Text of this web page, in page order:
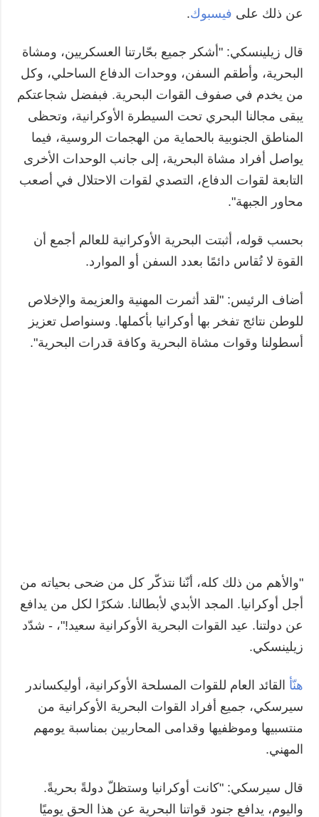
عن ذلك على فيسبوك.
قال زيلينسكي: "أشكر جميع بحّارتنا العسكريين، ومشاة
البحرية، وأطقم السفن، ووحدات الدفاع الساحلي، وكل
من يخدم في صفوف القوات البحرية. فبفضل شجاعتكم
يبقى مجالنا البحري تحت السيطرة الأوكرانية، وتحظى
المناطق الجنوبية بالحماية من الهجمات الروسية، فيما
يواصل أفراد مشاة البحرية، إلى جانب الوحدات الأخرى
التابعة لقوات الدفاع، التصدي لقوات الاحتلال في أصعب
محاور الجبهة".
بحسب قوله، أثبتت البحرية الأوكرانية للعالم أجمع أن
القوة لا تُقاس دائمًا بعدد السفن أو الموارد.
أضاف الرئيس: "لقد أثمرت المهنية والعزيمة والإخلاص
للوطن نتائج تفخر بها أوكرانيا بأكملها. وسنواصل تعزيز
أسطولنا وقوات مشاة البحرية وكافة قدرات البحرية".
"والأهم من ذلك كله، أنّنا نتذكّر كل من ضحى بحياته من
أجل أوكرانيا. المجد الأبدي لأبطالنا. شكرًا لكل من يدافع
عن دولتنا. عيد القوات البحرية الأوكرانية سعيد!"، - شدّد
زيلينسكي.
هنّأ القائد العام للقوات المسلحة الأوكرانية، أوليكساندر
سيرسكي، جميع أفراد القوات البحرية الأوكرانية من
منتسبيها وموظفيها وقدامى المحاربين بمناسبة يومهم
المهني.
قال سيرسكي: "كانت أوكرانيا وستظلّ دولةً بحريةً.
واليوم، يدافع جنود قواتنا البحرية عن هذا الحق يوميًا